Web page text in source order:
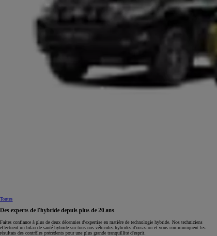
Toutes
Des experts de l'hybride depuis plus de 20 ans
Faites confiance à plus de deux décennies d'expertise en matière de technologie hybride. Nos techniciens
effectuent un bilan de santé hybride sur tous nos véhicules hybrides d'occasion et vous communiquent les
résultats des contrôles précédents pour une plus grande tranquillité d'esprit.